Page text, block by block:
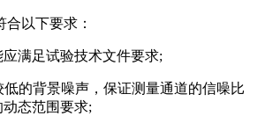
合以下要求：
满足试验技术文件要求;
的背景噪声，保证测量通道的信噪比
态范围要求;